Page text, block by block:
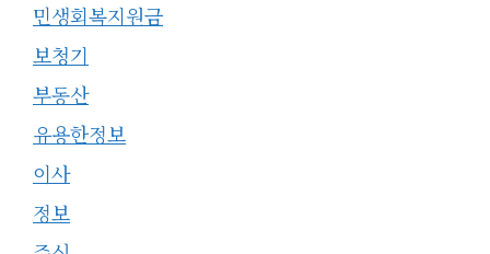
민생회복지원금
보청기
부동산
유용한정보
이사
정보